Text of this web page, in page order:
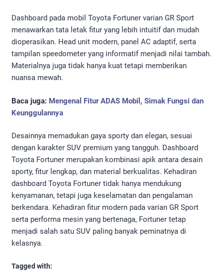
Dashboard pada mobil Toyota Fortuner varian GR Sport
menawarkan tata letak fitur yang lebih intuitif dan mudah
dioperasikan. Head unit modern, panel AC adaptif, serta
tampilan speedometer yang informatif menjadi nilai tambah.
Materialnya juga tidak hanya kuat tetapi memberikan
nuansa mewah.
Baca juga: Mengenal Fitur ADAS Mobil, Simak Fungsi dan
Keunggulannya
Desainnya memadukan gaya sporty dan elegan, sesuai
dengan karakter SUV premium yang tangguh. Dashboard
Toyota Fortuner merupakan kombinasi apik antara desain
sporty, fitur lengkap, dan material berkualitas. Kehadiran
dashboard Toyota Fortuner tidak hanya mendukung
kenyamanan, tetapi juga keselamatan dan pengalaman
berkendara. Kehadiran fitur modern pada varian GR Sport
serta performa mesin yang bertenaga, Fortuner tetap
menjadi salah satu SUV paling banyak peminatnya di
kelasnya.
Tagged with: